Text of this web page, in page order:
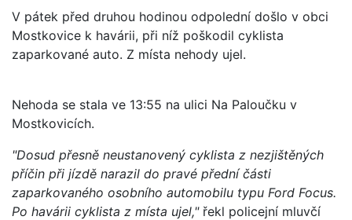
V pátek před druhou hodinou odpolední došlo v obci
Mostkovice k havárii, při níž poškodil cyklista
zaparkované auto. Z místa nehody ujel.
Nehoda se stala ve 13:55 na ulici Na Paloučku v
Mostkovicích.
"Dosud přesně neustanovený cyklista z nezjištěných
příčin při jízdě narazil do pravé přední části
zaparkovaného osobního automobilu typu Ford Focus.
Po havárii cyklista z místa ujel,"řekl policejní mluvčí